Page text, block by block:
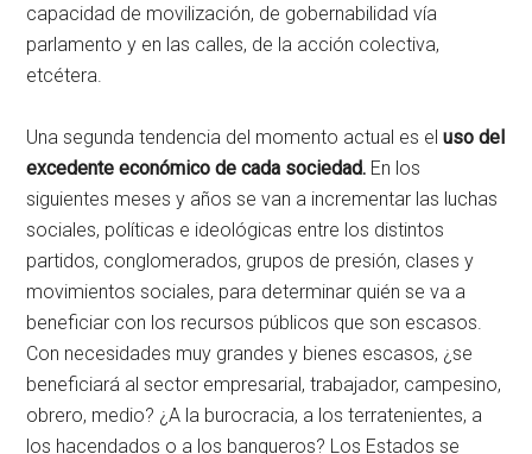
capacidad de movilización, de gobernabilidad vía
parlamento y en las calles, de la acción colectiva,
etcétera.
Una segunda tendencia del momento actual es eluso del
excedente económico de cada sociedad. En los
siguientes meses y años se van a incrementar las luchas
sociales, políticas e ideológicas entre los distintos
partidos, conglomerados, grupos de presión, clases y
movimientos sociales, para determinar quién se va a
beneficiar con los recursos públicos que son escasos.
Con necesidades muy grandes y bienes escasos, ¿se
beneficiará al sector empresarial, trabajador, campesino,
obrero, medio? ¿A la burocracia, a los terratenientes, a
los hacendados o a los banqueros? Los Estados se